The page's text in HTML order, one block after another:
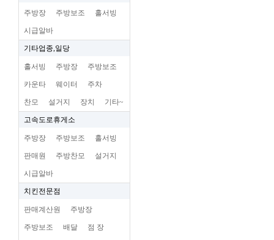
주방장 주방보조 홀서빙
시급알바
기타업종,일당
홀서빙 주방장 주방보조
카운타 웨이터 주차
찬모 설거지 장치 기타~
고속도로휴게소
주방장 주방보조 홀서빙
판매원 주방찬모 설거지
시급알바
치킨전문점
판매계산원 주방장
주방보조 배달 점 장